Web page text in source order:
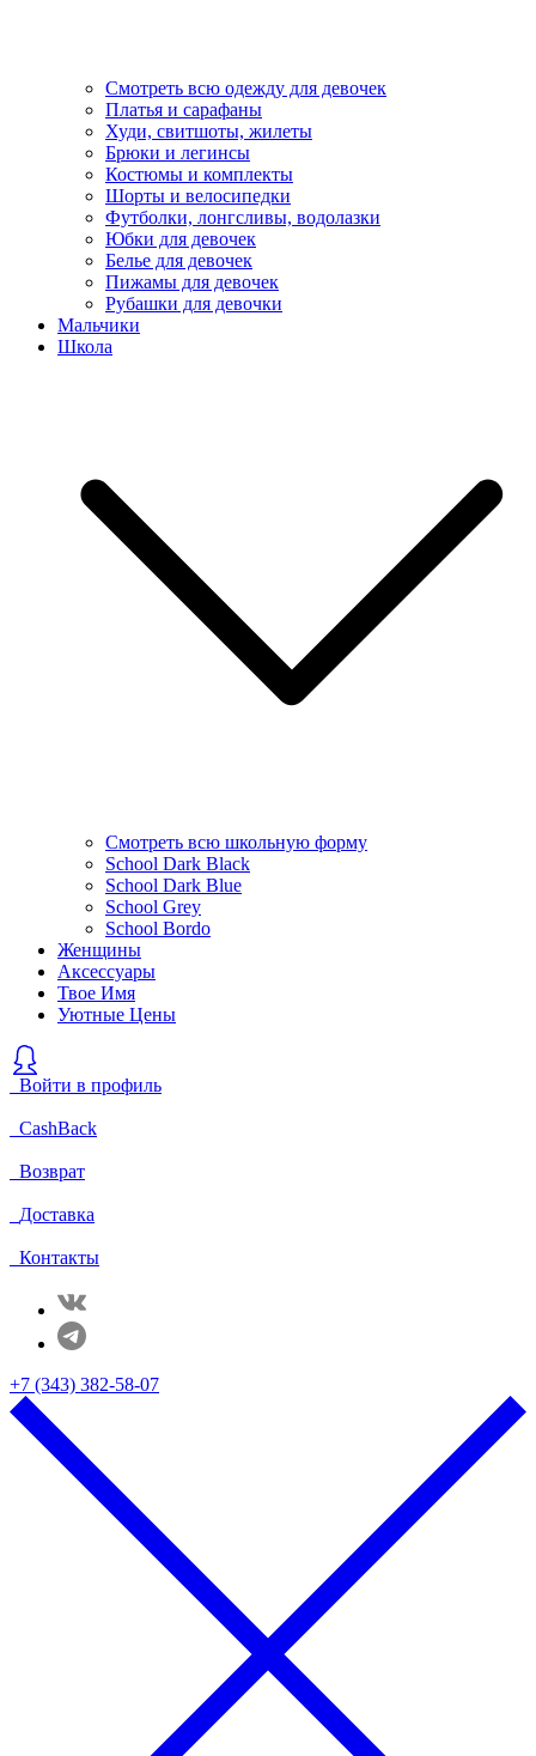
Смотреть всю одежду для девочек
Платья и сарафаны
Худи, свитшоты, жилеты
Брюки и легинсы
Костюмы и комплекты
Шорты и велосипедки
Футболки, лонгсливы, водолазки
Юбки для девочек
Белье для девочек
Пижамы для девочек
Рубашки для девочки
Мальчики
Школа
Смотреть всю школьную форму
School Dark Black
School Dark Blue
School Grey
School Bordo
Женщины
Аксессуары
Твое Имя
Уютные Цены
Войти в профиль
CashBack
Возврат
Доставка
Контакты
+7 (343) 382-58-07